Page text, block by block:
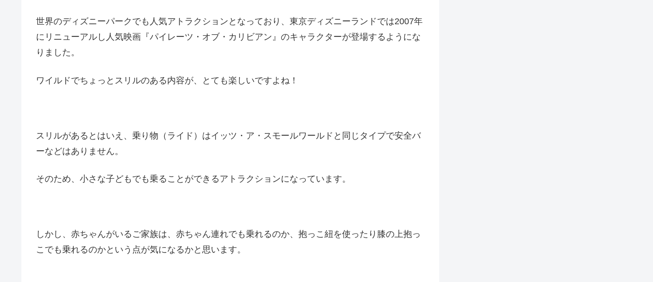
世界のディズニーパークでも人気アトラクションとなっており、東京ディズニーランドでは2007年
にリニューアルし人気映画『パイレーツ・オブ・カリビアン』のキャラクターが登場するようにな
りました。
ワイルドでちょっとスリルのある内容が、とても楽しいですよね！
スリルがあるとはいえ、乗り物（ライド）はイッツ・ア・スモールワールドと同じタイプで安全バ
ーなどはありません。
そのため、小さな子どもでも乗ることができるアトラクションになっています。
しかし、赤ちゃんがいるご家族は、赤ちゃん連れでも乗れるのか、抱っこ紐を使ったり膝の上抱っ
こでも乗れるのかという点が気になるかと思います。